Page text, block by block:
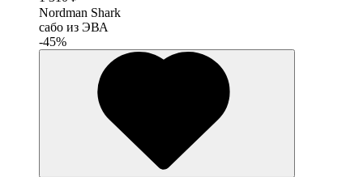
Nordman Shark
cабо из ЭВА
-45%